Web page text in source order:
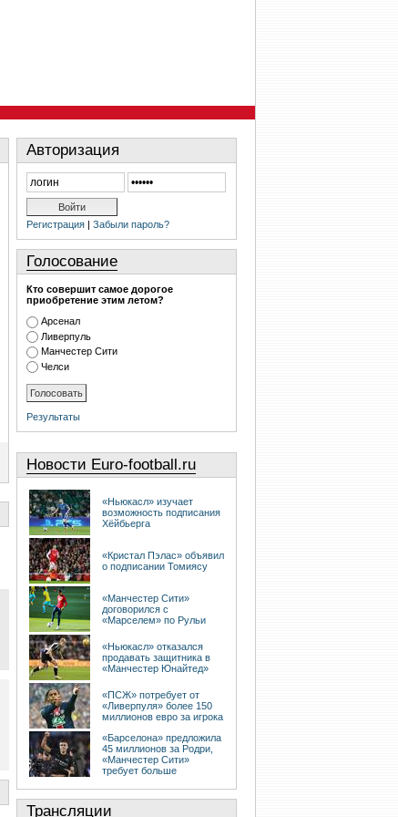
Авторизация
Регистрация | Забыли пароль?
Голосование
Кто совершит самое дорогое
приобретение этим летом?
Арсенал
Ливерпуль
Манчестер Сити
Челси
Результаты
Новости Euro-football.ru
«Ньюкасл» изучает
возможность подписания
Хёйбьерга
«Кристал Пэлас» объявил
о подписании Томиясу
«Манчестер Сити»
договорился с
«Марселем» по Рульи
«Ньюкасл» отказался
продавать защитника в
«Манчестер Юнайтед»
«ПСЖ» потребует от
«Ливерпуля» более 150
миллионов евро за игрока
«Барселона» предложила
45 миллионов за Родри,
«Манчестер Сити»
требует больше
Трансляции